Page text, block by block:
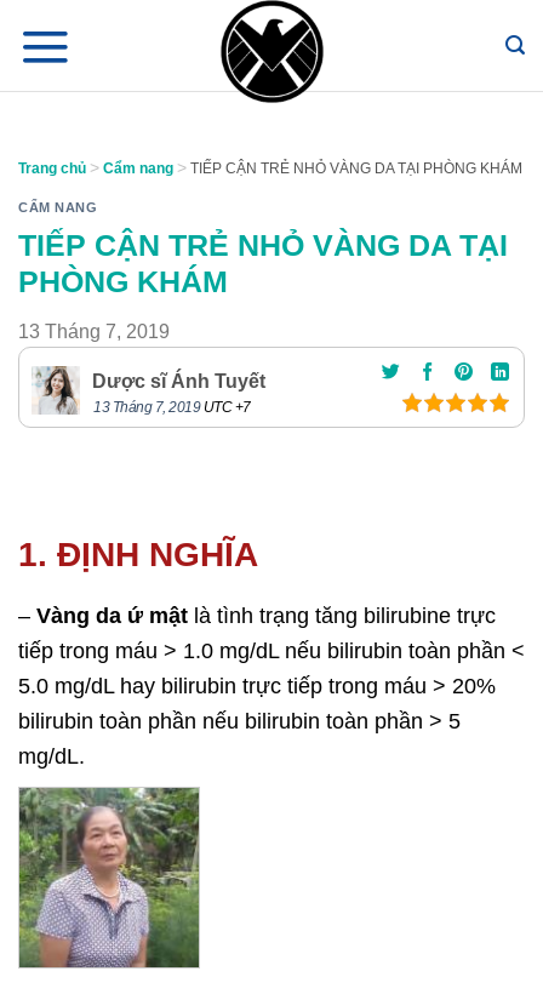
đến
Trang chủ > Cẩm nang > TIẾP CẬN TRẺ NHỎ VÀNG DA TẠI PHÒNG KHÁM
CẨM NANG
TIẾP CẬN TRẺ NHỎ VÀNG DA TẠI
PHÒNG KHÁM
13 Tháng 7, 2019
Dược sĩ Ánh Tuyết
13 Tháng 7, 2019UTC +7
1. ĐỊNH NGHĨA
– Vàng da ứ mật là tình trạng tăng bilirubine trực
tiếp trong máu > 1.0 mg/dL nếu bilirubin toàn phần <
5.0 mg/dL hay bilirubin trực tiếp trong máu > 20%
bilirubin toàn phần nếu bilirubin toàn phần > 5
mg/dL.